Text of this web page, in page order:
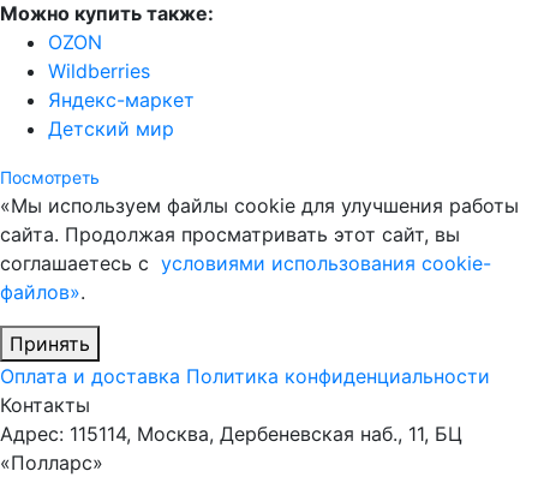
Можно купить также:
OZON
Wildberries
Яндекс-маркет
Детский мир
Посмотреть
«Мы используем файлы cookie для улучшения работы
сайта. Продолжая просматривать этот сайт, вы
соглашаетесь с условиями использования cookie-
файлов».
Принять
Оплата и доставка Политика конфиденциальности
Контакты
Адрес: 115114, Москва, Дербеневская наб., 11, БЦ
«Полларс»